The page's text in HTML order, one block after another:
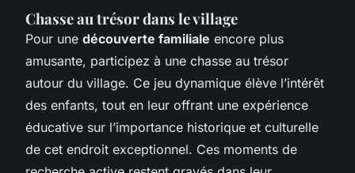
Chasse au trésor dans le village
Pour une découverte familiale encore plus
amusante, participez à une chasse au trésor
autour du village. Ce jeu dynamique élève l’intérêt
des enfants, tout en leur offrant une expérience
éducative sur l’importance historique et culturelle
de cet endroit exceptionnel. Ces moments de